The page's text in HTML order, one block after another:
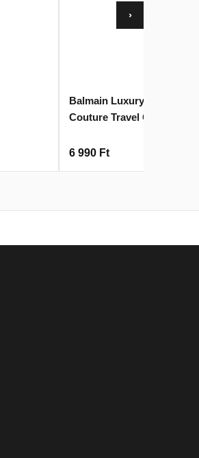
Balmain Luxury Care For
Couture Travel Collection
6 990 Ft
›